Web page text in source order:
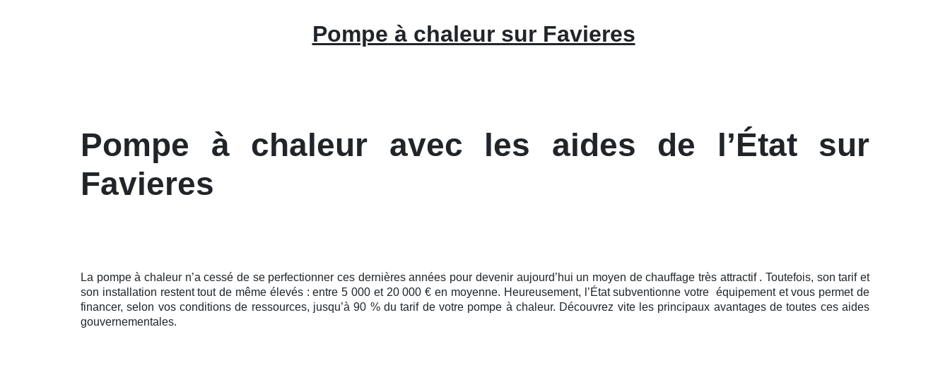
Pompe à chaleur sur Favieres
Pompe à chaleur avec les aides de l’État sur
Favieres
La pompe à chaleur n’a cessé de se perfectionner ces dernièresannées pour devenir aujourd’hui un moyen de chauffage très attractif . Toutefois, son tarif et
son installation restent tout de même élevés : entre 5 000 et 20 000 € en moyenne. Heureusement, l’État subventionne votre équipement et vous permet de
financer, selon vos conditions de ressources, jusqu’à 90 % du tarif de votre pompe à chaleur. Découvrez vite les principaux avantages de toutes ces aides
gouvernementales.